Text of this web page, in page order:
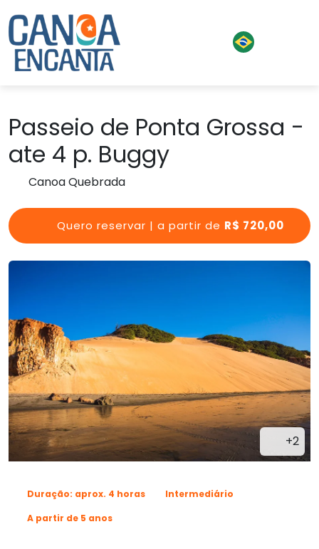
Passeio de Ponta Grossa -
ate 4 p. Buggy
Canoa Quebrada
Quero reservar | a partir de R$ 720,00
+2
Duração: aprox. 4 horas
Intermediário
A partir de 5 anos